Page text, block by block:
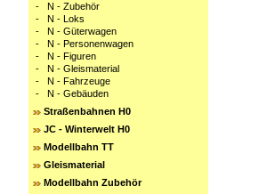
- N - Zubehör
- N - Loks
- N - Güterwagen
- N - Personenwagen
- N - Figuren
- N - Gleismaterial
- N - Fahrzeuge
- N - Gebäuden
Straßenbahnen H0
JC - Winterwelt H0
Modellbahn TT
Gleismaterial
Modellbahn Zubehör